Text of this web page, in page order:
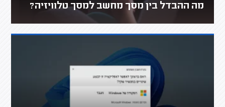
מה ההבדל בין מסך מחשב למסך טלוויזיה?